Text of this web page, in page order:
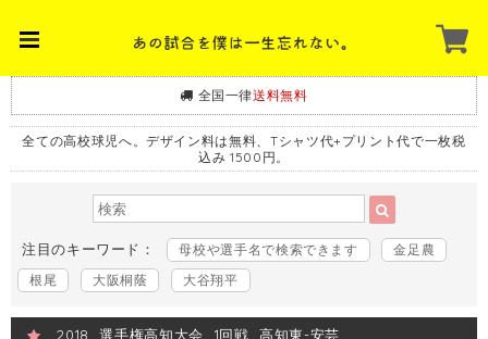
全国一律送料無料
全ての高校球児へ。デザイン料は無料、Tシャツ代+プリント代で一枚税
込み 1500円。
注目のキーワード： 母校や選手名で検索できます
金足農
根尾
大阪桐蔭 大谷翔平
2018_選手権高知大会_1回戦_高知東-安芸